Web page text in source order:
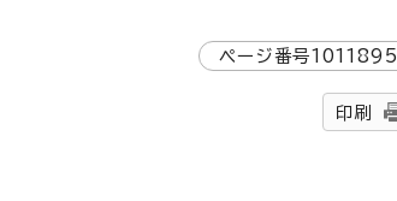
ページ番号1011895
印刷